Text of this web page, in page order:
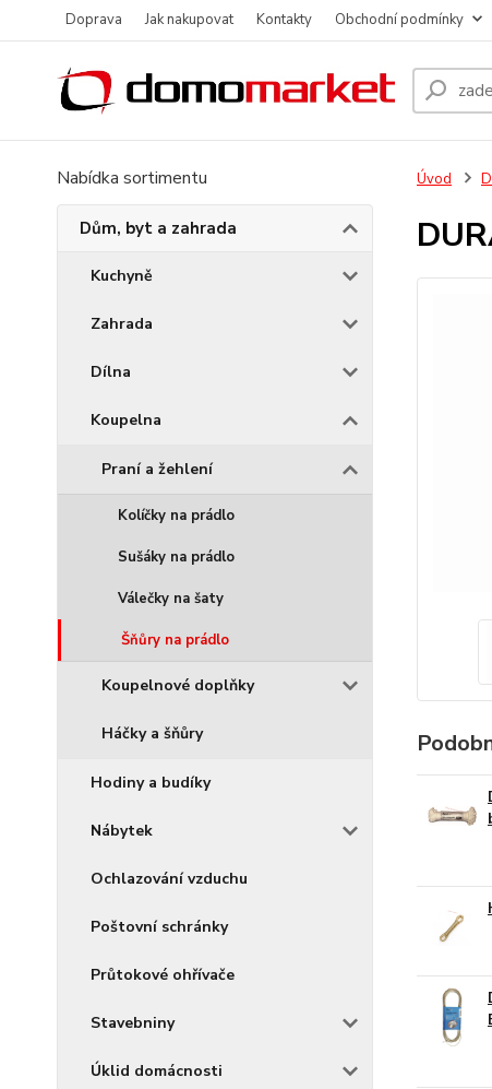
Doprava Jak nakupovat Kontakty Obchodní podmínky
Nabídka sortimentu
Dům, byt a zahrada
Kuchyně
Zahrada
Dílna
Koupelna
Praní a žehlení
Kolíčky na prádlo
Sušáky na prádlo
Válečky na šaty
Šňůry na prádlo
Koupelnové doplňky
Háčky a šňůry
Hodiny a budíky
Nábytek
Ochlazování vzduchu
Poštovní schránky
Průtokové ohřívače
Stavebniny
Úklid domácnosti
Úvod